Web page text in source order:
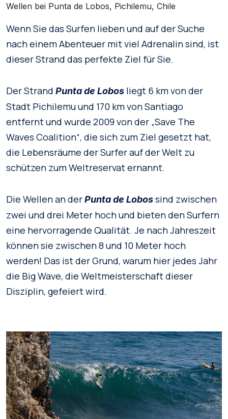
Wellen bei Punta de Lobos, Pichilemu, Chile
Wenn Sie das Surfen lieben und auf der Suche
nach einem Abenteuer mit viel Adrenalin sind, ist
dieser Strand das perfekte Ziel für Sie.
Der Strand Punta de Lobos liegt 6 km von der
Stadt Pichilemu und 170 km von Santiago
entfernt und wurde 2009 von der „Save The
Waves Coalition“, die sich zum Ziel gesetzt hat,
die Lebensräume der Surfer auf der Welt zu
schützen zum Weltreservat ernannt.
Die Wellen an derPunta de Lobossind zwischen
zwei und drei Meter hoch und bieten den Surfern
eine hervorragende Qualität. Je nach Jahreszeit
können sie zwischen 8 und 10 Meter hoch
werden! Das ist der Grund, warum hier jedes Jahr
die Big Wave, die Weltmeisterschaft dieser
Disziplin, gefeiert wird.